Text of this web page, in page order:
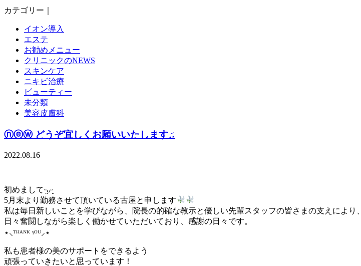
カテゴリー｜
イオン導入
エステ
お勧めメニュー
クリニックのNEWS
スキンケア
ニキビ治療
ビューティー
未分類
美容皮膚科
ⓝⓔⓦ どうぞ宜しくお願いいたします♫
2022.08.16
初めましてᵕ̤ᴗᵕ̤
5月末より勤務させて頂いている古屋と申します
私は毎日新しいことを学びながら、院長の的確な教示と優しい先輩スタッフの皆さまの支えにより、
日々奮闘しながら楽しく働かせていただいており、感謝の日々です。
⋆⸜ᵀᴴᴬᴺᴷ ᵞᴼᵁ⸝⋆
私も患者様の美のサポートをできるよう
頑張っていきたいと思っています！